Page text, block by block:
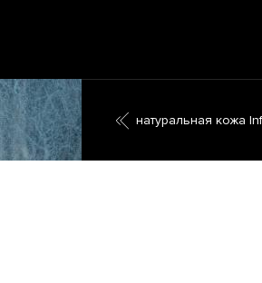
натуральная кожа